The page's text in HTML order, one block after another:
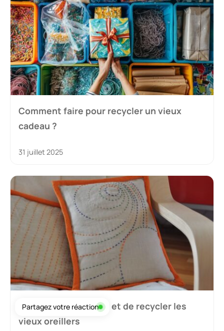
Comment faire pour recycler un vieux
cadeau ?
31 juillet 2025
7 façons de réutiliser et de recycler les
vieux oreillers
Partagez votre réaction